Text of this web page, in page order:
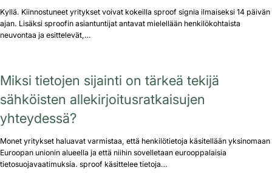
Kyllä. Kiinnostuneet yritykset voivat kokeilla sproof signia ilmaiseksi 14 päivän
ajan. Lisäksi sproofin asiantuntijat antavat mielellään henkilökohtaista
neuvontaa ja esittelevät,…
Miksi tietojen sijainti on tärkeä tekijä
sähköisten allekirjoitusratkaisujen
yhteydessä?
Monet yritykset haluavat varmistaa, että henkilötietoja käsitellään yksinomaan
Euroopan unionin alueella ja että niihin sovelletaan eurooppalaisia
tietosuojavaatimuksia. sproof käsittelee tietoja…